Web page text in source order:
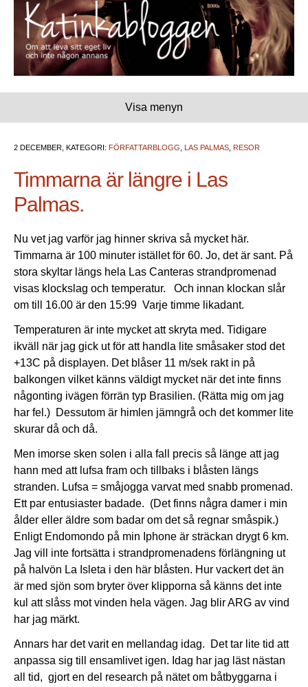
Visa menyn
2 DECEMBER, KATEGORI: FÖRFATTARBLOGG LAS PALMAS RESOR
Timmarna är längre i Las
Palmas.
Nu vet jag varför jag hinner skriva så mycket här.
Timmarna är 100 minuter istället för 60. Jo, det är sant. På
stora skyltar längs hela Las Canteras strandpromenad
visas klockslag och temperatur. Och innan klockan slår
om till 16.00 är den 15:99 Varje timme likadant.
Temperaturen är inte mycket att skryta med. Tidigare
ikväll när jag gick ut för att handla lite småsaker stod det
+13C på displayen. Det blåser 11 m/sek rakt in på
balkongen vilket känns väldigt mycket när det inte finns
någonting ivägen förrän typ Brasilien. (Rätta mig om jag
har fel.) Dessutom är himlen jämngrå och det kommer lite
skurar då och då.
Men imorse sken solen i alla fall precis så länge att jag
hann med att lufsa fram och tillbaks i blåsten längs
stranden. Lufsa = småjogga varvat med snabb promenad.
Ett par entusiaster badade. (Det finns några damer i min
ålder eller äldre som badar om det så regnar småspik.)
Enligt Endomondo på min Iphone är sträckan drygt 6 km.
Jag vill inte fortsätta i strandpromenadens förlängning ut
på halvön La Isleta i den här blåsten. Hur vackert det än
är med sjön som bryter över klipporna så känns det inte
kul att slåss mot vinden hela vägen. Jag blir ARG av vind
har jag märkt.
Annars har det varit en mellandag idag. Det tar lite tid att
anpassa sig till ensamlivet igen. Idag har jag läst nästan
all tid, gjort en del research på nätet om båtbyggarna i